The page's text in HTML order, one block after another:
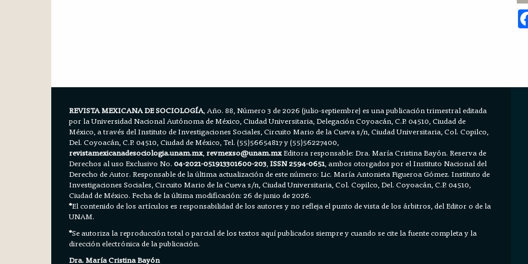
REVISTA MEXICANA DE SOCIOLOGÍA, Año. 88, Número 3 de 2026 (julio-septiembre) es una publicación trimestral editada
por la Universidad Nacional Autónoma de México, Ciudad Universitaria, Delegación Coyoacán, C.P. 04510, Ciudad de
México, a través del Instituto de Investigaciones Sociales, Circuito Mario de la Cueva s/n, Ciudad Universitaria, Col. Copilco,
Del. Coyoacán, C.P. 04510, Ciudad de México, Tel. (55)56654817 y (55)56227400,
revistamexicanadesociologia.unam.mx,revmexso@unam.mxEditora responsable: Dra. María Cristina Bayón. Reserva de
Derechos al uso Exclusivo No.04-2021-051913301600-203,ISSN 2594-0651, ambos otorgados por el Instituto Nacional del
Derecho de Autor. Responsable de la última actualización de este número: Lic. María Antonieta Figueroa Gómez. Instituto de
Investigaciones Sociales, Circuito Mario de la Cueva s/n, Ciudad Universitaria, Col. Copilco, Del. Coyoacán, C.P. 04510,
Ciudad de México. Fecha de la última modificación: 26 de junio de 2026.
*El contenido de los artículos es responsabilidad de los autores y no refleja el punto de vista de los árbitros, del Editor o de la
UNAM.
*Se autoriza la reproducción total o parcial de los textos aquí publicados siempre y cuando se cite la fuente completa y la
dirección electrónica de la publicación.
Dra. María Cristina Bayón